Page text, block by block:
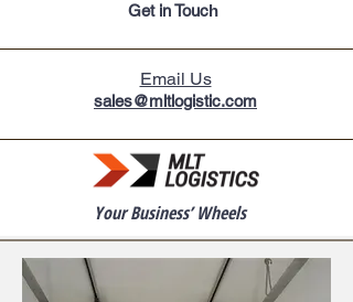
Get in Touch
Email Us
sales@mltlogistic.com
Your Business’ Wheels